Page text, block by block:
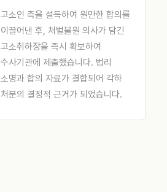
고소인 측을 설득하여 원만한 합의를
이끌어낸 후, 처벌불원 의사가 담긴
고소취하장을 즉시 확보하여
수사기관에 제출했습니다. 법리
소명과 합의 자료가 결합되어 각하
처분의 결정적 근거가 되었습니다.